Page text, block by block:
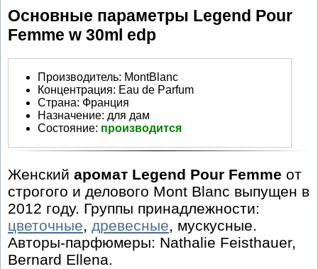
Основные параметры Legend Pour
Femme w 30ml edp
Производитель: MontBlanc
Концентрация: Eau de Parfum
Страна: Франция
Назначение: для дам
Состояние: производится
Женский аромат Legend Pour Femme от
строгого и делового Mont Blanc выпущен в
2012 году. Группы принадлежности:
цветочные, древесные, мускусные.
Авторы-парфюмеры: Nathalie Feisthauer,
Bernard Ellena.